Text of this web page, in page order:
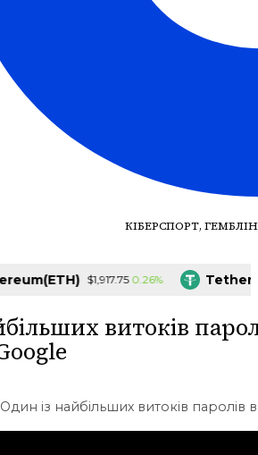
КІБЕРСПОРТ,
$1,917.75 0.26%
витоків
Один із найбільших витоків паролів